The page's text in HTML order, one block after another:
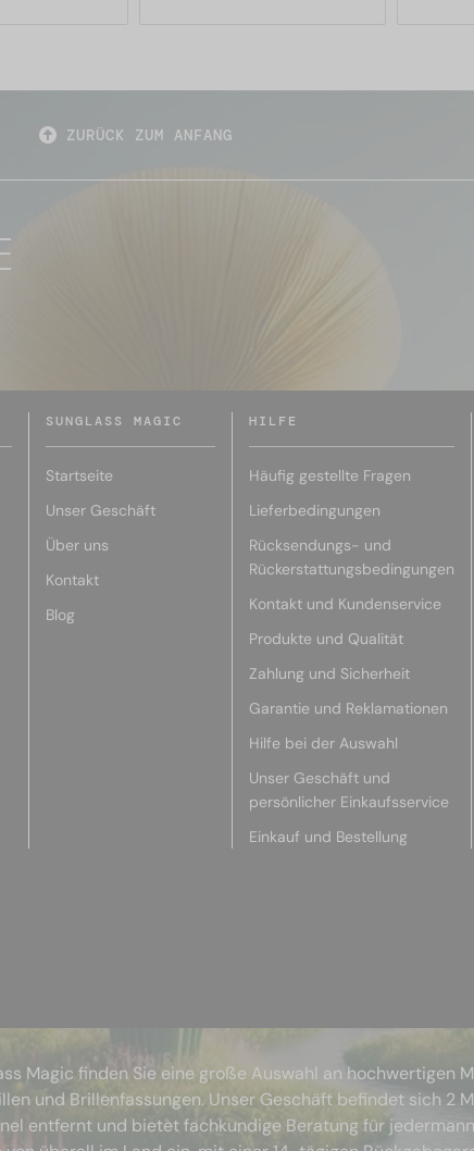
ZURÜCK ZUM ANFANG
SUNGLASS MAGIC
Startseite
Unser Geschäft
Über uns
Kontakt
Blog
HILFE
Häufig gestellte Fragen
Lieferbedingungen
Rücksendungs- und
Rückerstattungsbedingungen
Kontakt und Kundenservice
Produkte und Qualität
Zahlung und Sicherheit
Garantie und Reklamationen
Hilfe bei der Auswahl
Unser Geschäft und
persönlicher Einkaufsservice
Einkauf und Bestellung
Magic finden Sie eine große Auswahl an hochwertigen
und Brillenfassungen. Unser Geschäft befindet sich 2
entfernt und bietet fachkundige Beratung für